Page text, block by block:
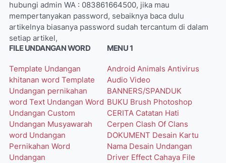
hubungi admin WA : 083861664500, jika mau
mempertanyakan password, sebaiknya baca dulu
artikelnya biasanya password sudah tercantum di dalam
setiap artikel,
FILE UNDANGAN WORD
Template Undangan
khitanan word Template
Undangan pernikahan
word Text Undangan Word
Undangan Custom
Undangan Musyawarah
word Undangan
Pernikahan Word
Undangan
MENU 1
Android Animals Antivirus
Audio Video
BANNERS/SPANDUK
BUKU Brush Photoshop
CERITA Catatan Hati
Cerpen Clash Of Clans
DOKUMENT Desain Kartu
Nama Desain Undangan
Driver Effect Cahaya File